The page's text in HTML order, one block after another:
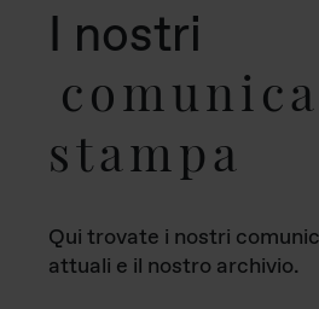
I nostri
stampa
Qui trovate i nostri
attuali e il nostro archivio.